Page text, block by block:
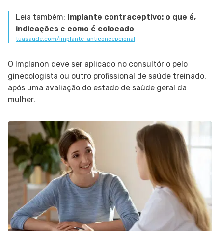
Leia também: Implante contraceptivo: o que é,
indicações e como é colocado
tuasaude.com/implante-anticoncepcional
O Implanon deve ser aplicado no consultório pelo
ginecologista ou outro profissional de saúde treinado,
após uma avaliação do estado de saúde geral da
mulher.